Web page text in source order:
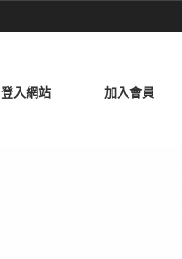
登入網站 加入會員